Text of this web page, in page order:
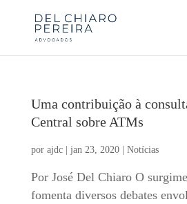
Uma contribuição à
Central sobre ATMs
por ajdc| jan 23, 2020| Notícias
Por José Del Chiaro O
fomenta diversos debates